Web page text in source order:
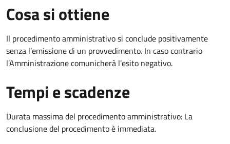
Cosa si ottiene
Il procedimento amministrativo si conclude positivamente
senza l’emissione di un provvedimento. In caso contrario
l’Amministrazione comunicherà l’esito negativo.
Tempi e scadenze
Durata massima del procedimento amministrativo: La
conclusione del procedimento è immediata.